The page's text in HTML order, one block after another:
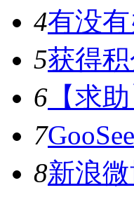
4有没
5获得
6 【求
7
8新浪